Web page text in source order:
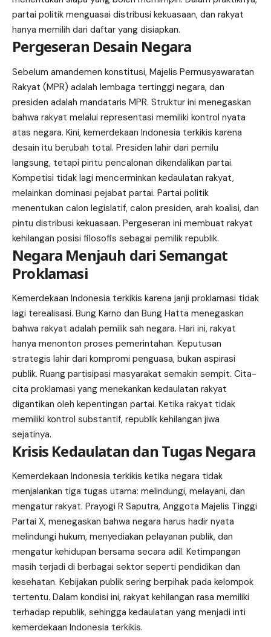
partai politik menguasai distribusi kekuasaan, dan rakyat
hanya memilih dari daftar yang disiapkan.
Pergeseran Desain Negara
Sebelum amandemen konstitusi, Majelis Permusyawaratan
Rakyat (MPR) adalah lembaga tertinggi negara, dan
presiden adalah mandataris MPR. Struktur ini menegaskan
bahwa rakyat melalui representasi memiliki kontrol nyata
atas negara. Kini, kemerdekaan Indonesia terkikis karena
desain itu berubah total. Presiden lahir dari pemilu
langsung, tetapi pintu pencalonan dikendalikan partai.
Kompetisi tidak lagi mencerminkan kedaulatan rakyat,
melainkan dominasi pejabat partai. Partai politik
menentukan calon legislatif, calon presiden, arah koalisi, dan
pintu distribusi kekuasaan. Pergeseran ini membuat rakyat
kehilangan posisi filosofis sebagai pemilik republik.
Negara Menjauh dari Semangat
Proklamasi
Kemerdekaan Indonesia terkikis karena janji proklamasi tidak
lagi terealisasi. Bung Karno dan Bung Hatta menegaskan
bahwa rakyat adalah pemilik sah negara. Hari ini, rakyat
hanya menonton proses pemerintahan. Keputusan
strategis lahir dari kompromi penguasa, bukan aspirasi
publik. Ruang partisipasi masyarakat semakin sempit. Cita-
cita proklamasi yang menekankan kedaulatan rakyat
digantikan oleh kepentingan partai. Ketika rakyat tidak
memiliki kontrol substantif, republik kehilangan jiwa
sejatinya.
Krisis Kedaulatan dan Tugas Negara
Kemerdekaan Indonesia terkikis ketika negara tidak
menjalankan tiga tugas utama: melindungi, melayani, dan
mengatur rakyat. Prayogi R Saputra, Anggota Majelis Tinggi
Partai X, menegaskan bahwa negara harus hadir nyata
melindungi hukum, menyediakan pelayanan publik, dan
mengatur kehidupan bersama secara adil. Ketimpangan
masih terjadi di berbagai sektor seperti pendidikan dan
kesehatan. Kebijakan publik sering berpihak pada kelompok
tertentu. Dalam kondisi ini, rakyat kehilangan rasa memiliki
terhadap republik, sehingga kedaulatan yang menjadi inti
kemerdekaan Indonesia terkikis.